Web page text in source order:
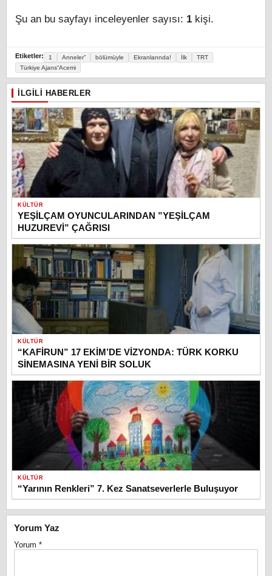
Şu an bu sayfayı inceleyenler sayısı: 1 kişi.
Etiketler: 1 Anneler” bölümüyle Ekranlarında! İlk
TRT
Türkiye Ajans“Acemi
İLGILI HABERLER
KÜLTÜR
YEŞİLÇAM OYUNCULARINDAN ”YEŞİLÇAM
HUZUREVİ” ÇAĞRISI
KÜLTÜR
“KAFİRUN” 17 EKİM’DE VİZYONDA: TÜRK KORKU
SİNEMASINA YENİ BİR SOLUK
KÜLTÜR
“Yarının Renkleri” 7. Kez Sanatseverlerle Buluşuyor
Yorum Yaz
Yorum *